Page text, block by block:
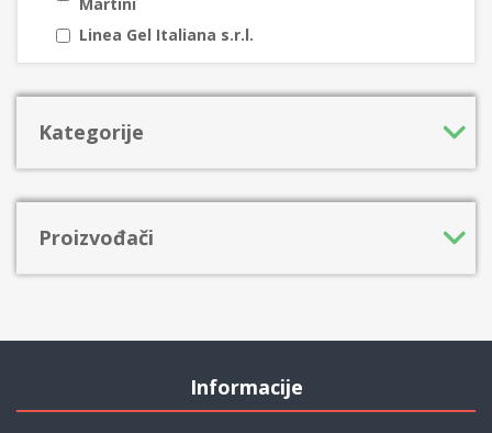
Linea Gel Italiana s.r.l.
Kategorije
Proizvođači
Informacije